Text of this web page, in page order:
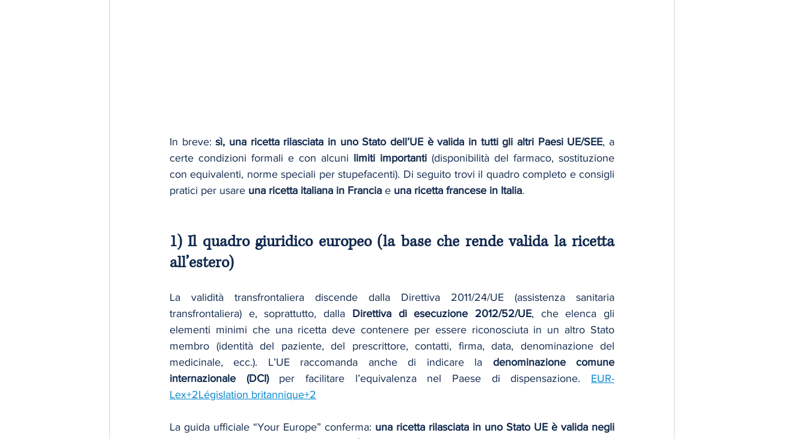
In breve: sì, una ricetta rilasciata in uno Stato dell’UE è valida in tutti gli altri Paesi UE/SEE, a
certe condizioni formali e con alcuni limiti importanti (disponibilità del farmaco, sostituzione
con equivalenti, norme speciali per stupefacenti). Di seguito trovi il quadro completo e consigli
pratici per usare una ricetta italiana in Francia e una ricetta francese in Italia.
1) Il quadro giuridico europeo (la base che rende valida la ricetta
all’estero)
La validità transfrontaliera discende dalla Direttiva 2011/24/UE (assistenza sanitaria
transfrontaliera) e, soprattutto, dalla Direttiva di esecuzione 2012/52/UE, che elenca gli
elementi minimi che una ricetta deve contenere per essere riconosciuta in un altro Stato
membro (identità del paziente, del prescrittore, contatti, firma, data, denominazione del
medicinale, ecc.). L’UE raccomanda anche di indicare la denominazione comune
internazionale (DCI) per facilitare l’equivalenza nel Paese di dispensazione. EUR-
Lex+2Législation britannique+2
La guida ufficiale “Your Europe” conferma: una ricetta rilasciata in uno Stato UE è valida negli